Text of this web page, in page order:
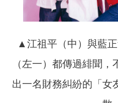
▲江祖平（中）與藍
（左一）都傳過緋聞
出一名財務糾紛的「女